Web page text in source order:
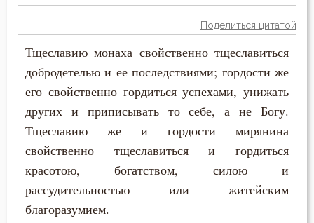
Лицемерие
Ложь
Любовь
Любовь к Богу
Монах
Иоанн Златоуст
Иоанн Кассиан Римлянин
Иоанн Кронштадтский
Иоанн Лествичник
Поделиться цитатой
Тщеславию монаха свойственно тщеславиться
добродетелью и ее последствиями; гордости же
его свойственно гордиться успехами, унижать
других и приписывать то себе, а не Богу.
Тщеславию же и гордости мирянина
свойственно тщеславиться и гордиться
красотою, богатством, силою и
рассудительностью или житейским
благоразумием.